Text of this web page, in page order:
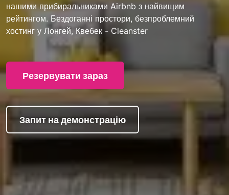
нашими прибиральниками Airbnb з найвищим
рейтингом. Бездоганні простори, безпроблемний
хостинг у Лонгей, Квебек - Cleanster
Резервувати зараз
Запит на демонстрацію